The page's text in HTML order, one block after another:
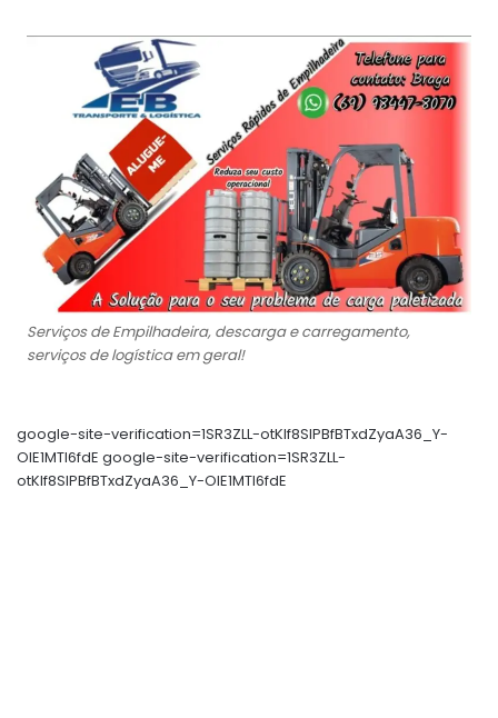
Serviços de Empilhadeira, descarga e carregamento,
serviços de logística em geral!
google-site-verification=1SR3ZLL-otKIf8SlPBfBTxdZyaA36_Y-
OIE1MTl6fdE google-site-verification=1SR3ZLL-
otKIf8SlPBfBTxdZyaA36_Y-OIE1MTl6fdE